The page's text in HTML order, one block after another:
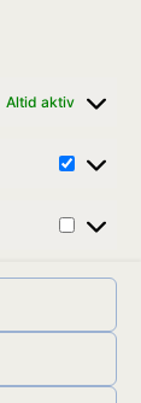
Altid aktiv
partner i